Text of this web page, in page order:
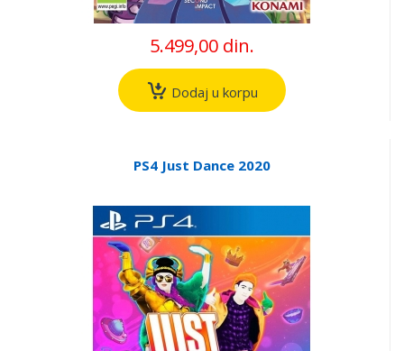
5.499,00 din.
Dodaj u korpu
PS4 Just Dance 2020